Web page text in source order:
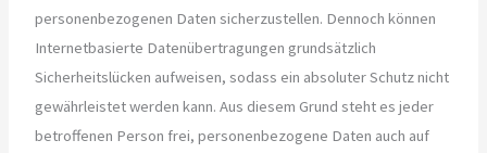
personenbezogenen Daten sicherzustellen. Dennoch können
Internetbasierte Datenübertragungen grundsätzlich
Sicherheitslücken aufweisen, sodass ein absoluter Schutz nicht
gewährleistet werden kann. Aus diesem Grund steht es jeder
betroffenen Person frei, personenbezogene Daten auch auf